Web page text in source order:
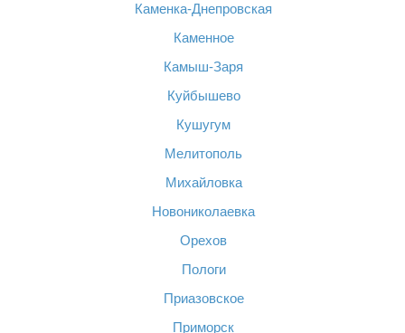
Каменка-Днепровская
Каменное
Камыш-Заря
Куйбышево
Кушугум
Мелитополь
Михайловка
Новониколаевка
Орехов
Пологи
Приазовское
Приморск